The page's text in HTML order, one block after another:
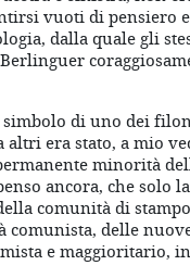
vuoti di pensiero
dalla quale gli
di uno dei
altri era stato, a mio
minorità
ancora, che solo
comunità di
comunista, delle
e maggioritario,